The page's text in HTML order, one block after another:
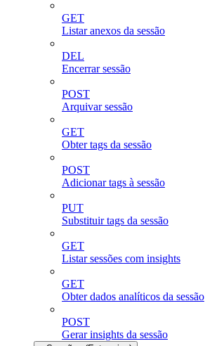
GET
Listar anexos da sessão
DEL
Encerrar sessão
POST
Arquivar sessão
GET
Obter tags da sessão
POST
Adicionar tags à sessão
PUT
Substituir tags da sessão
GET
Listar sessões com insights
GET
Obter dados analíticos da sessão
POST
Gerar insights da sessão